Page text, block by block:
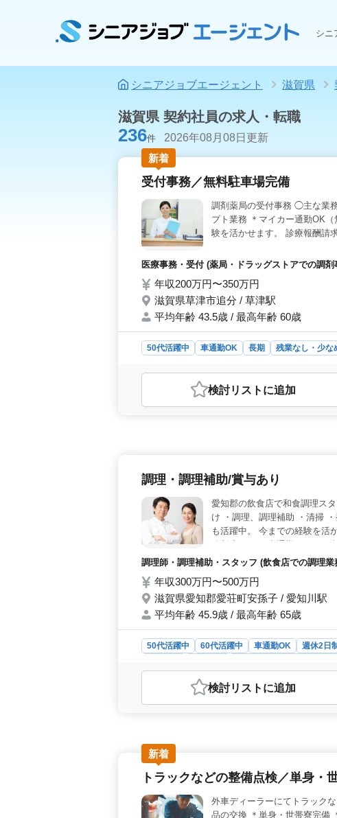
シニ
シニアジョブエージェント 滋賀県
滋賀県 契約社員の求人・転職
236件
2026年08月08日更新
新着
受付事務／無料駐車場完備
調剤薬局の受付事務 ◯主な業
プト業務 ＊マイカー通勤OK
験を活かせます。 診療報酬請
医療事務・受付 (薬局・ドラッグストアでの調
年収200万円〜350万円
滋賀県草津市追分 / 草津駅
平均年齢 43.5歳 / 最高年齢 60歳
50代活躍中 車通勤OK 長期 残業なし・少な
おすすめポイント
＜働きやすい環境＞ 残業少なめの勤務環境
に安定して働きながら、これまでの経験
酬請求の知識や経験を活かし、即戦力と
検討リスト に追加
調理・調理補助/賞与あり
愛知郡の飲食店で和食調理ス
け ・調理、調理補助 ・清掃
も活躍中。 今までの経験を活
調理師・調理補助・スタッフ (飲食店での調理
年収300万円〜500万円
滋賀県愛知郡愛荘町安孫子 / 愛知川駅
平均年齢 45.9歳 / 最高年齢 65歳
50代活躍中 60代活躍中 車通勤OK 週休2日
おすすめポイント
＜経験活かせる環境＞ 年齢問わず活躍でき
な環境です。 ＜安定した福利厚生＞ 年
週休2日制で残業が少なく、車通勤も可能。
的な働き方を望む方におすすめです。
検討リスト に追加
新着
トラックなどの整備点検／単身・
外車ディーラーにてトラック
品の交換 ＊単身・世帯寮完備